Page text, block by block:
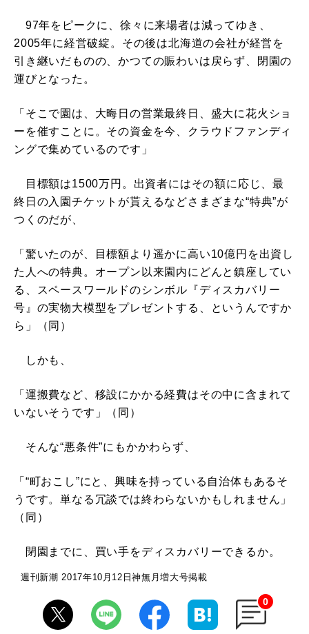
97年をピークに、徐々に来場者は減ってゆき、
2005年に経営破綻。その後は北海道の会社が経営を
引き継いだものの、かつての賑わいは戻らず、閉園の
運びとなった。
「そこで園は、大晦日の営業最終日、盛大に花火ショ
ーを催すことに。その資金を今、クラウドファンディ
ングで集めているのです」
目標額は1500万円。出資者にはその額に応じ、最
終日の入園チケットが貰えるなどさまざまな“特典”が
つくのだが、
「驚いたのが、目標額より遥かに高い10億円を出資し
た人への特典。オープン以来園内にどんと鎮座してい
る、スペースワールドのシンボル『ディスカバリー
号』の実物大模型をプレゼントする、というんですか
ら」（同）
しかも、
「運搬費など、移設にかかる経費はその中に含まれて
いないそうです」（同）
そんな“悪条件”にもかかわらず、
「“町おこし”にと、興味を持っている自治体もあるそ
うです。単なる冗談では終わらないかもしれません」
（同）
閉園までに、買い手をディスカバリーできるか。
週刊新潮 2017年10月12日神無月増大号掲載
0